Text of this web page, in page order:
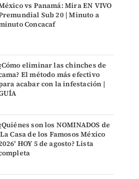
vs Panamá: Mira EN VIVO
Sub 20 | Minuto a
Concacaf
eliminar las chinches de
El método más efectivo
acabar con la infestación |
son los NOMINADOS de
Casa de los Famosos México
HOY 5 de agosto? Lista